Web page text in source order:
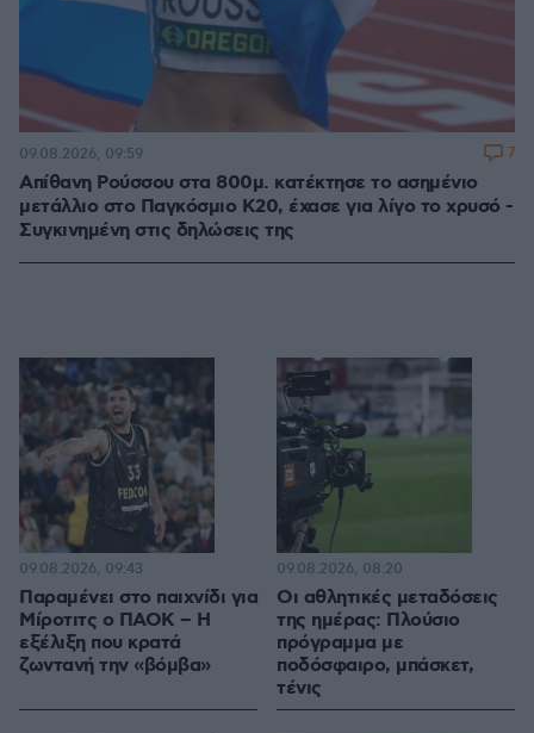
Απίθανη Ρούσσου στα 800μ. κατέκτησε το ασημένιο
μετάλλιο στο Παγκόσμιο Κ20, έχασε για λίγο το χρυσό -
Συγκινημένη στις δηλώσεις της
09.08.2026, 09:59 7
Παραμένει στο παιχνίδι για
Μίροτιτς ο ΠΑΟΚ – Η
εξέλιξη που κρατά
ζωντανή την «βόμβα»
09.08.2026, 09:43
Οι αθλητικές μεταδόσεις
της ημέρας: Πλούσιο
πρόγραμμα με
ποδόσφαιρο, μπάσκετ,
τένις
09.08.2026, 08:20